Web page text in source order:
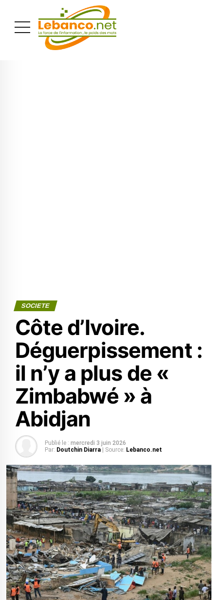
SOCIETE
Côte d’Ivoire.
Déguerpissement :
il n’y a plus de «
Zimbabwé » à
Abidjan
Publié le : mercredi 3 juin 2026
Par: Doutchin Diarra | Source: Lebanco.net